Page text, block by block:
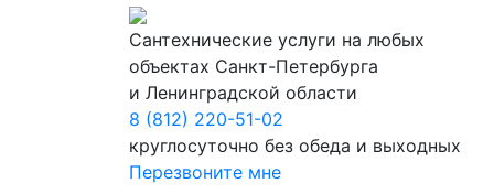
Сантехнические услуги на любых
объектах Санкт-Петербурга
и Ленинградской области
8 (812) 220-51-02
круглосуточно без обеда и выходных
Перезвоните мне